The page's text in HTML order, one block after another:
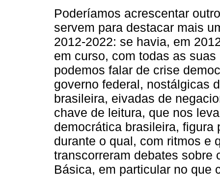
Poderíamos acrescentar
servem para destacar mais
2012-2022: se havia, em
em curso, com todas as
podemos falar de crise
governo federal, nostálgicas
brasileira, eivadas de
chave de leitura, que nos
democrática brasileira,
durante o qual, com ritmos e
transcorreram debates sobre
Básica, em particular no que